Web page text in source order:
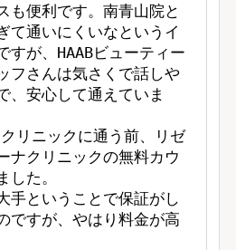
も便利です。南青山院と
て通いにくいなというイ
すが、HAABビューティー
フさんは気さくで話しや
、安心して通えていま
リニックに通う前、リゼ
ナクリニックの無料カウ
した。
手ということで保証がし
ですが、やはり料金が高